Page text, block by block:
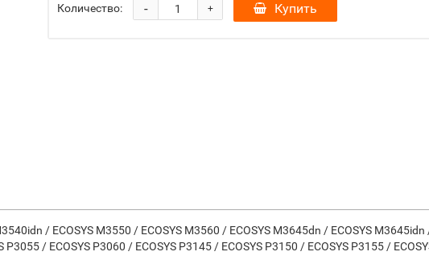
Количество: +
- Купить
/ ECOSYS M3550 / ECOSYS M3560 / ECOSYS M3645dn / ECOSYS M3645idn
/ ECOSYS P3060 / ECOSYS P3145 / ECOSYS P3150 / ECOSYS P3155 /